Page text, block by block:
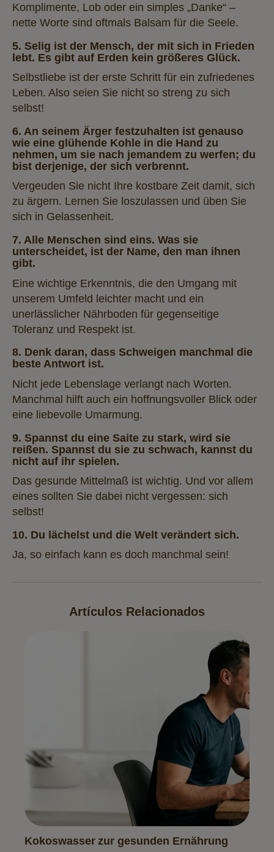
Komplimente, Lob oder ein simples „Danke“ –
nette Worte sind oftmals Balsam für die Seele.
5. Selig ist der Mensch, der mit sich in Frieden
lebt. Es gibt auf Erden kein größeres Glück.
Selbstliebe ist der erste Schritt für ein zufriedenes
Leben. Also seien Sie nicht so streng zu sich
selbst!
6. An seinem Ärger festzuhalten ist genauso
wie eine glühende Kohle in die Hand zu
nehmen, um sie nach jemandem zu werfen; du
bist derjenige, der sich verbrennt.
Vergeuden Sie nicht Ihre kostbare Zeit damit, sich
zu ärgern. Lernen Sie loszulassen und üben Sie
sich in Gelassenheit.
7. Alle Menschen sind eins. Was sie
unterscheidet, ist der Name, den man ihnen
gibt.
Eine wichtige Erkenntnis, die den Umgang mit
unserem Umfeld leichter macht und ein
unerlässlicher Nährboden für gegenseitige
Toleranz und Respekt ist.
8. Denk daran, dass Schweigen manchmal die
beste Antwort ist.
Nicht jede Lebenslage verlangt nach Worten.
Manchmal hilft auch ein hoffnungsvoller Blick oder
eine liebevolle Umarmung.
9. Spannst du eine Saite zu stark, wird sie
reißen. Spannst du sie zu schwach, kannst du
nicht auf ihr spielen.
Das gesunde Mittelmaß ist wichtig. Und vor allem
eines sollten Sie dabei nicht vergessen: sich
selbst!
10. Du lächelst und die Welt verändert sich.
Ja, so einfach kann es doch manchmal sein!
Artículos Relacionados
Kokoswasser zur gesunden Ernährung